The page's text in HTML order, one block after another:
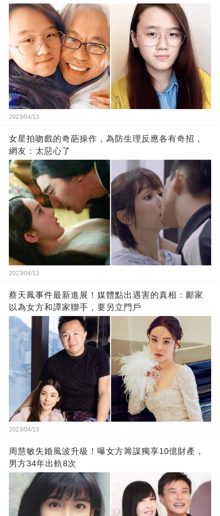
2023/04/13
女星拍吻戲的奇葩操作，為防生理反應各有奇招，
網友：太惡心了
2023/04/13
蔡天鳳事件最新進展！媒體點出遇害的真相：鄺家
以為女方和譚家聯手，要另立門戶
2023/04/13
周慧敏失婚風波升級！曝女方籌謀獨享10億財產，
男方34年出軌8次